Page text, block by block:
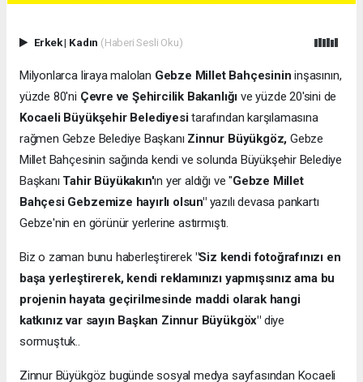
Erkek| Kadın (Haberi Sesli Oku)
Milyonlarca liraya malolan Gebze Millet Bahçesinin inşasının,
yüzde 80'ni Çevre ve Şehircilik Bakanlığı ve yüzde 20'sini de
Kocaeli Büyükşehir Belediyesitarafından karşılamasına
rağmen Gebze Belediye Başkanı Zinnur Büyükgöz, Gebze
Millet Bahçesinin sağında kendi ve solunda Büyükşehir Belediye
Başkanı Tahir Büyükakın'ın yer aldığı ve "Gebze Millet
Bahçesi Gebzemize hayırlı olsun"yazılı devasa pankartı
Gebze'nin en görünür yerlerine astırmıştı.
Biz o zaman bunu haberleştirerek "Siz kendi fotoğrafınızı en
başa yerleştirerek, kendi reklamınızı yapmışsınız ama bu
projenin hayata geçirilmesinde maddi olarak hangi
katkınız var sayın Başkan Zinnur Büyükgöx" diye
sormuştuk..
Zinnur Büyükgöz bugünde sosyal medya sayfasından Kocaeli